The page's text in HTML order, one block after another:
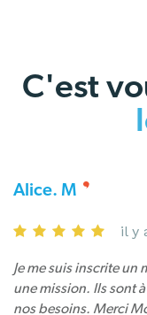
C'est
Alice. M
il y
Je me suis inscrite
une mission. Ils sont
nos besoins. Merci